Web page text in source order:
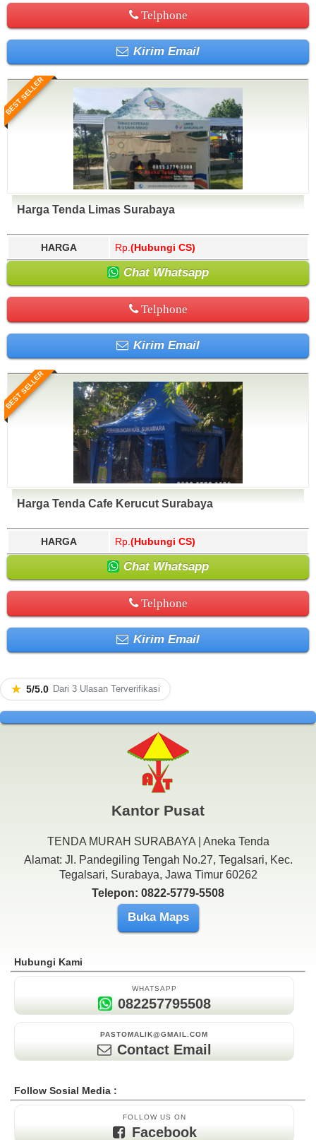
Telphone
Kirim Email
BEST SELLER
Harga Tenda Limas Surabaya
HARGA Rp. (Hubungi CS)
Chat Whatsapp
Telphone
Kirim Email
BEST SELLER
Harga Tenda Cafe Kerucut Surabaya
HARGA Rp. (Hubungi CS)
Chat Whatsapp
Telphone
Kirim Email
★ 5/5.0 Dari 3 Ulasan Terverifikasi
Kantor Pusat
TENDA MURAH SURABAYA | Aneka Tenda
Alamat: Jl. Pandegiling Tengah No.27, Tegalsari, Kec.
Tegalsari, Surabaya, Jawa Timur 60262
Telepon: 0822-5779-5508
Buka Maps
Hubungi Kami
WHATSAPP
082257795508
PASTOMALIK@GMAIL.COM
Contact Email
Follow Sosial Media :
FOLLOW US ON
Facebook